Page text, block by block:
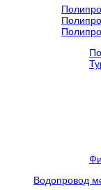
Водопровод